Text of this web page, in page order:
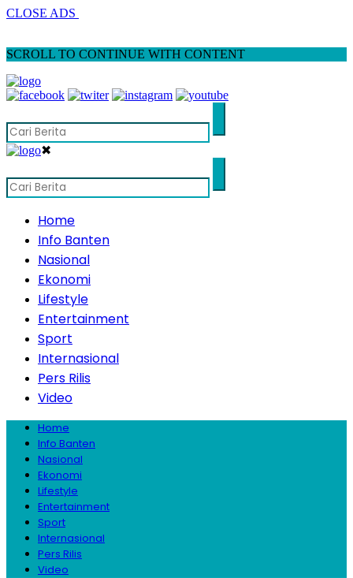
CLOSE ADS
SCROLL TO CONTINUE WITH CONTENT
✖
Home
Info Banten
Nasional
Ekonomi
Lifestyle
Entertainment
Sport
Internasional
Pers Rilis
Video
Home
Info Banten
Nasional
Ekonomi
Lifestyle
Entertainment
Sport
Internasional
Pers Rilis
Video